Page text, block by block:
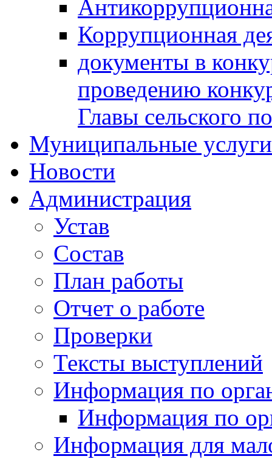
Коррупционная
документы в
проведению
Главы сельского
Муниципальные
Новости
Администрация
Устав
Состав
План работы
Отчет о работе
Проверки
Тексты выступлений
Информация по
Информация по
Информация для